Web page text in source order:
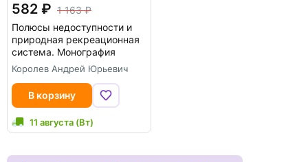
582
1 163
Полюсы недоступности и
природная рекреационная
система. Монография
Королев Андрей Юрьевич
В корзину
11 августа (Вт)